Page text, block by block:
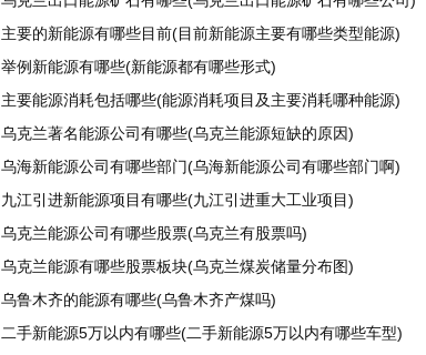
主要的新能源有哪些目前(目前新能源主要有哪些类型能源)
举例新能源有哪些(新能源都有哪些形式)
主要能源消耗包括哪些(能源消耗项目及主要消耗哪种能源)
乌克兰著名能源公司有哪些(乌克兰能源短缺的原因)
乌海新能源公司有哪些部门(乌海新能源公司有哪些部门啊)
九江引进新能源项目有哪些(九江引进重大工业项目)
乌克兰能源公司有哪些股票(乌克兰有股票吗)
乌克兰能源有哪些股票板块(乌克兰煤炭储量分布图)
乌鲁木齐的能源有哪些(乌鲁木齐产煤吗)
二手新能源5万以内有哪些(二手新能源5万以内有哪些车型)